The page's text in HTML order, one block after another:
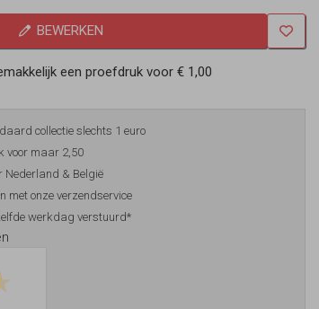
BEWERKEN
een proefdruk voor€ 1,00
collectie slechts 1 euro
voor maar 2,50
& België
met onze verzendservice
werkdag verstuurd*